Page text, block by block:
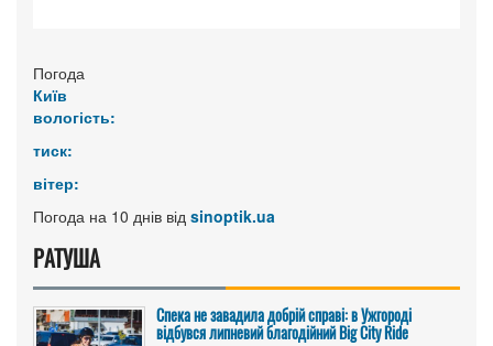
Погода
Київ
вологість:
тиск:
вітер:
Погода на 10 днів від sinoptik.ua
РАТУША
Спека не завадила добрій справі: в Ужгороді
відбувся липневий благодійний Big City Ride